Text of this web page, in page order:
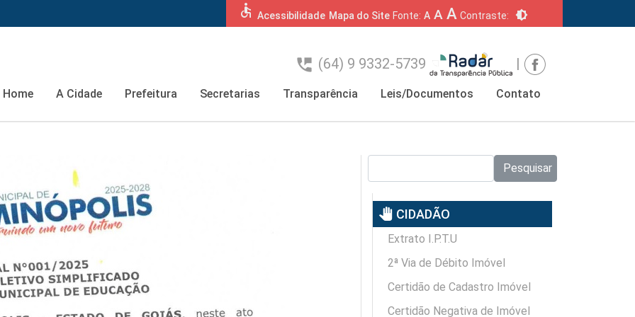
accessible Acessibilidade Mapa do Site Fonte: A A A Contraste: brightness_6
perm_phone_msg (64) 9 9332-5739 |
Home A Cidade Prefeitura Secretarias Transparência Leis/Documentos Contato
Pesquisar
pan_tool CIDADÃO
Extrato I.P.T.U
2ª Via de Débito Imóvel
Certidão de Cadastro Imóvel
Certidão Negativa de Imóvel